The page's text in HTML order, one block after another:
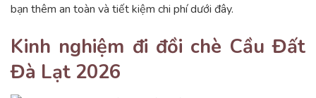
bạn thêm an toàn và tiết kiệm chi phí dưới đây.
Kinh nghiệm đi đồi chè Cầu Đất
Đà Lạt 2026